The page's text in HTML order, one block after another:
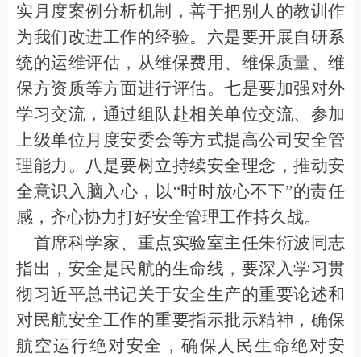
实月度案例分析机制 ， 善于把别人的教训 作
为我们改进工作的经验。六是要开展自研系
统的运维评估 ， 从维保费用、维保质量、维
保方资质等方面进行评估。七是要加强对外
学习交流， 通过组队赴相关单位交流、参加
上级单位月度安委会等方式提高公司安全管
理能力 。八是要树立持续安全理念 ，推动安
全意识入脑入心， 以“时时放心不下”的责任
感 ， 齐心协力打好安全管理工作持久战。
首席科学家、重点实验室主任朱衍波同志
指出，安全是民航的生命线，要深入学习贯
彻习近平总书记关于安全生产的重要论述和
对民航安全工作的重要指示批示精神，确保
航空运行绝对安全，确保人民生命绝对安